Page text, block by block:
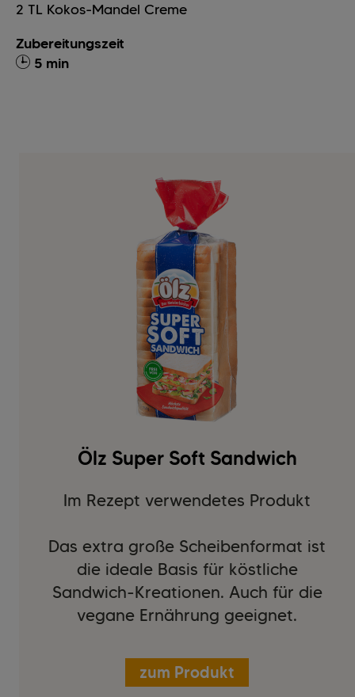
2 TL Kokos-Mandel Creme
Zubereitungszeit
5 min
Ölz Super Soft Sandwich
Im Rezept verwendetes Produkt
Das extra große Scheibenformat ist
die ideale Basis für köstliche
Sandwich-Kreationen. Auch für die
vegane Ernährung geeignet.
zum Produkt